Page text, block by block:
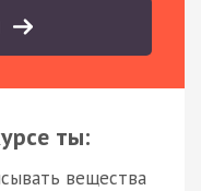
ты:
вещества